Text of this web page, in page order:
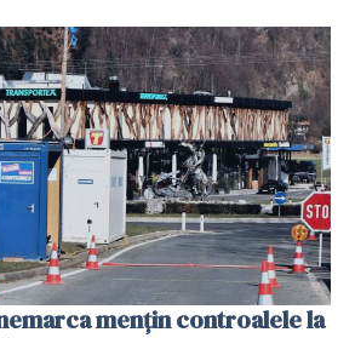
mențin controalele la